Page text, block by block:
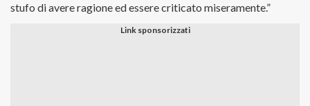
stufo di avere ragione ed essere criticato miseramente.”